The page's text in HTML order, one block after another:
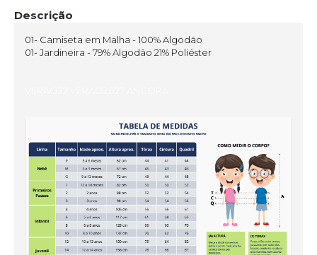
Descrição
01- Camiseta em Malha - 100% Algodão
01- Jardineira - 79% Algodão 21% Poliéster